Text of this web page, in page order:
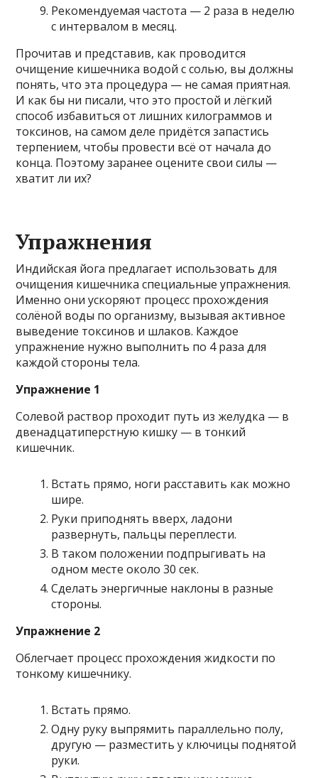
Рекомендуемая частота — 2 раза в неделю
с интервалом в месяц.
Прочитав и представив, как проводится
очищение кишечника водой с солью, вы должны
понять, что эта процедура — не самая приятная.
И как бы ни писали, что это простой и лёгкий
способ избавиться от лишних килограммов и
токсинов, на самом деле придётся запастись
терпением, чтобы провести всё от начала до
конца. Поэтому заранее оцените свои силы —
хватит ли их?
Упражнения
Индийская йога предлагает использовать для
очищения кишечника специальные упражнения.
Именно они ускоряют процесс прохождения
солёной воды по организму, вызывая активное
выведение токсинов и шлаков. Каждое
упражнение нужно выполнить по 4 раза для
каждой стороны тела.
Упражнение 1
Солевой раствор проходит путь из желудка — в
двенадцатиперстную кишку — в тонкий
кишечник.
Встать прямо, ноги расставить как можно
шире.
Руки приподнять вверх, ладони
развернуть, пальцы переплести.
В таком положении подпрыгивать на
одном месте около 30 сек.
Сделать энергичные наклоны в разные
стороны.
Упражнение 2
Облегчает процесс прохождения жидкости по
тонкому кишечнику.
Встать прямо.
Одну руку выпрямить параллельно полу,
другую — разместить у ключицы поднятой
руки.